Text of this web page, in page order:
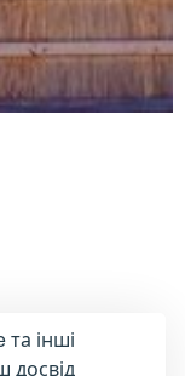
інші
досвід